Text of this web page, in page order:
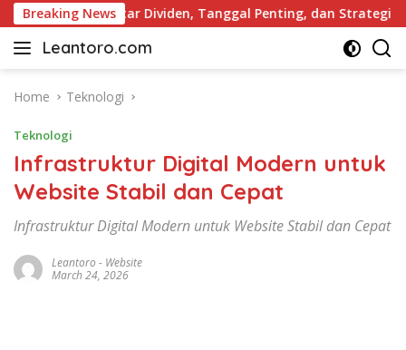
Skip
to
content
Breaking News
Daftar Dividen, Tanggal Penting, dan Strategi untuk
Leantoro.com
Jasa
Artikel,
dan
Digital
Marketing
–
Cerita,
Membangun
Citra
Home Teknologi
Teknologi
Infrastruktur Digital Modern untuk
Website Stabil dan Cepat
Infrastruktur Digital Modern untuk Website Stabil dan Cepat
Leantoro - Website
March 24, 2026